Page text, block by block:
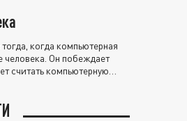
когда компьютерная
человека. Он побеждает
считать компьютерную